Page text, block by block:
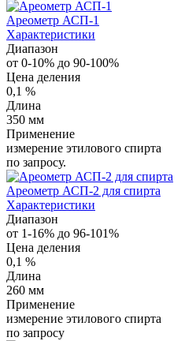
Ареометр АСП-1
Характеристики
Диапазон
от 0-10% до 90-100%
Цена деления
0,1 %
Длина
350 мм
Применение
измерение этилового спирта
по запросу.
Ареометр АСП-2 для спирта
Характеристики
Диапазон
от 1-16% до 96-101%
Цена деления
0,1 %
Длина
260 мм
Применение
измерение этилового спирта
по запросу